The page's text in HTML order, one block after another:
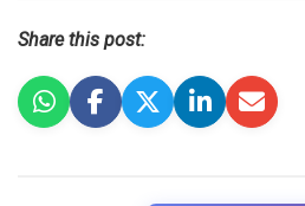
Share this post: